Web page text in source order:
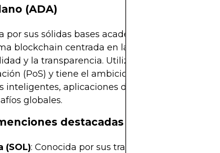
(ADA)
por sus sólidas bases académicas, Cardano es
blockchain centrada en la sostenibilidad, la
y la transparencia. Utiliza un sistema de
(PoS) y tiene el ambicioso objetivo de
inteligentes, aplicaciones descentralizadas y
globales.
destacadas
(SOL): Conocida por sus transacciones de alta